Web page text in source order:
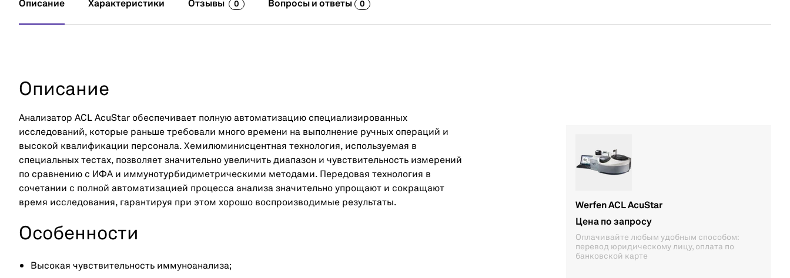
Описание Характеристики Отзывы 0 Вопросы и ответы 0
Описание
Анализатор ACL AcuStar обеспечивает полную автоматизацию специализированных
исследований, которые раньше требовали много времени на выполнение ручных операций и
высокой квалификации персонала. Хемилюминисцентная технология, используемая в
специальных тестах, позволяет значительно увеличить диапазон и чувствительность измерений
по сравнению с ИФА и иммунотурбидиметрическими методами. Передовая технология в
сочетании с полной автоматизацией процесса анализа значительно упрощают и сокращают
время исследования, гарантируя при этом хорошо воспроизводимые результаты.
Особенности
Высокая чувствительность иммуноанализа;
Werfen ACL AcuStar
Цена по запросу
Оплачивайте любым удобным способом:
перевод юридическому лицу, оплата по
банковской карте